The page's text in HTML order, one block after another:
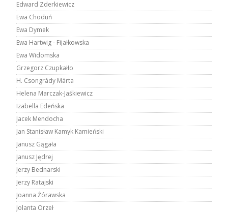
Edward Zderkiewicz
Ewa Choduń
Ewa Dymek
Ewa Hartwig - Fijałkowska
Ewa Widomska
Grzegorz Czupkałło
H. Csongrády Márta
Helena Marczak-Jaśkiewicz
Izabella Edeńska
Jacek Mendocha
Jan Stanisław Kamyk Kamieński
Janusz Gągała
Janusz Jędrej
Jerzy Bednarski
Jerzy Ratajski
Joanna Żórawska
Jolanta Orzeł